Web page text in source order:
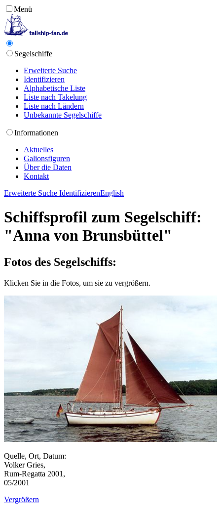
Menü
Segelschiffe
Erweiterte Suche
Identifizieren
Alphabetische Liste
Liste nach Takelung
Liste nach Ländern
Unbekannte Segelschiffe
Informationen
Aktuelles
Galionsfiguren
Über die Daten
Kontakt
Erweiterte Suche IdentifizierenEnglish
Schiffsprofil zum Segelschiff:
"Anna von Brunsbüttel"
Fotos des Segelschiffs:
Klicken Sie in die Fotos, um sie zu vergrößern.
Quelle, Ort, Datum:
Volker Gries,
Rum-Regatta 2001,
05/2001
Vergrößern